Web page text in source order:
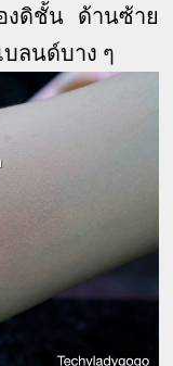
งดิชั้น ด้านซ้าย
ลนด์บาง ๆ